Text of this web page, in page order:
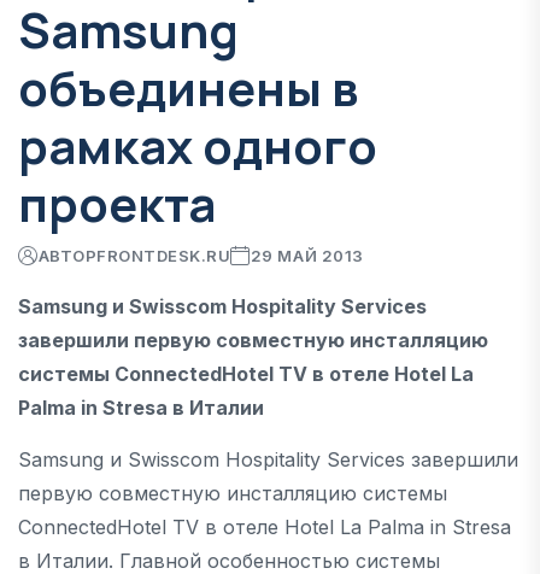
Samsung
объединены в
рамках одного
проекта
АВТОРFRONTDESK.RU 29 МАЙ 2013
Samsung и Swisscom Hospitality Services
завершили первую совместную инсталляцию
системы ConnectedHotel TV в отеле Hotel La
Palma in Stresa в Италии
Samsung и Swisscom Hospitality Services завершили
первую совместную инсталляцию системы
ConnectedHotel TV в отеле Hotel La Palma in Stresa
в Италии. Главной особенностью системы